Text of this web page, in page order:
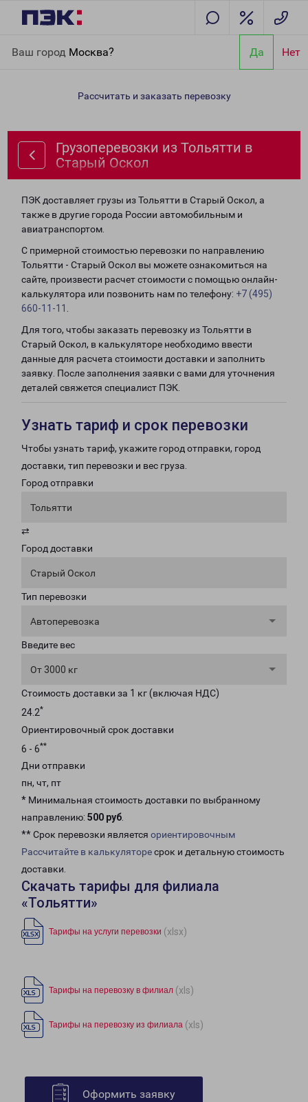
Ваш город Москва? Да Нет
Оскол
Рассчитать и заказать перевозку
Грузоперевозки из Тольятти в
Старый Оскол
ПЭК доставляет грузы из Тольятти в Старый Оскол, а
также в другие города России автомобильным и
авиатранспортом.
С примерной стоимостью перевозки по направлению
Тольятти - Старый Оскол вы можете ознакомиться на
сайте, произвести расчет стоимости с помощью онлайн-
калькулятора или позвонить нам по телефону: +7 (495)
660-11-11
Для того, чтобы заказать перевозку из Тольятти в
Старый Оскол, в калькуляторе необходимо ввести
данные для расчета стоимости доставки и заполнить
заявку. После заполнения заявки с вами для уточнения
деталей свяжется специалист ПЭК.
Узнать тариф и срок перевозки
Чтобы узнать тариф, укажите город отправки, город
доставки, тип перевозки и вес груза.
Город отправки
Тольятти
⇄
Город доставки
Старый Оскол
Тип перевозки
Автоперевозка
Введите вес
От 3000 кг
Стоимость доставки за 1 кг (включая НДС)
24.2*
Ориентировочный срок доставки
6 - 6**
Дни отправки
пн, чт, пт
* Минимальная стоимость доставки по выбранному
направлению: 500 руб.
** Срок перевозки является ориентировочным
Рассчитайте в калькуляторесрок и детальную стоимость
доставки.
Скачать тарифы для филиала
«Тольятти»
Тарифы на услуги перевозки (xlsx)
Тарифы на перевозку в филиал (xls)
Тарифы на перевозку из филиала (xls)
Оформить заявку